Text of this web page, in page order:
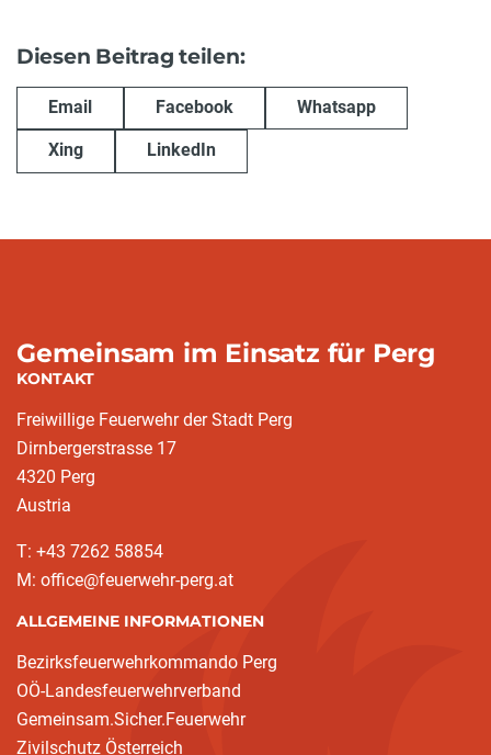
Diesen Beitrag teilen:
Email Facebook Whatsapp
Xing LinkedIn
Gemeinsam im Einsatz für Perg
KONTAKT
Freiwillige Feuerwehr der Stadt Perg
Dirnbergerstrasse 17
4320 Perg
Austria
T: +43 7262 58854
M: office@feuerwehr-perg.at
ALLGEMEINE INFORMATIONEN
Bezirksfeuerwehrkommando Perg
OÖ-Landesfeuerwehrverband
Gemeinsam.Sicher.Feuerwehr
Zivilschutz Österreich